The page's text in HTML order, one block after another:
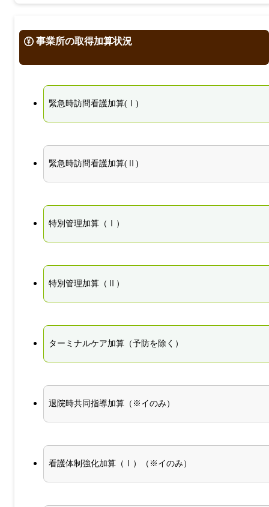
事業所の取得加算状況
緊急時訪問看護加算(Ⅰ)
緊急時訪問看護加算(Ⅱ)
特別管理加算（Ⅰ）
特別管理加算（Ⅱ）
ターミナルケア加算（予防を除く）
退院時共同指導加算（※イのみ）
看護体制強化加算（Ⅰ）（※イのみ）